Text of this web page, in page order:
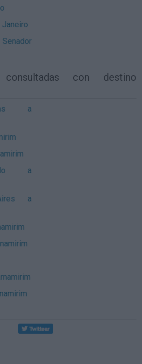
Janeiro
con destino
a
a
a